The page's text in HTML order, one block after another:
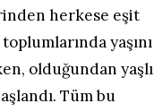
herkese eşit
yaşını
olduğundan yaşlı
Tüm bu